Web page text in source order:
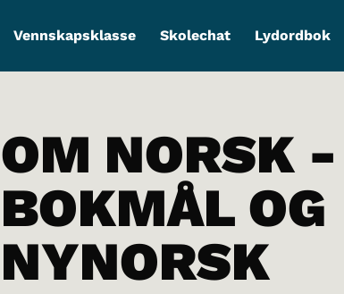
Vennskapsklasse Skolechat Lydordbok
OM NORSK -
BOKMÅL OG
NYNORSK